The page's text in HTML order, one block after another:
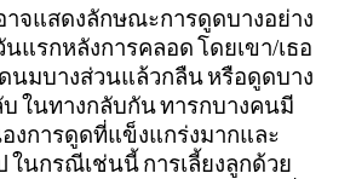
จแสดงลักษณะการดูดบางอย่าง
นแรกหลังการคลอดโดยเขา/เธอ
นมบางส่วนแล้วกลืนหรือดูดบาง
ในทางกลับกันทารกบางคนมี
งการดูดที่แข็งแกร่งมากและ
ในกรณีเช่นนี้การเลี้ยงลูกด้วย